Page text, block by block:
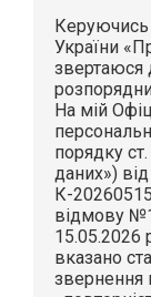
Керуючись
України
звертаюся
На мій
порядку
даних»)
К-
відмову
15.05.2026
вказано
звернення